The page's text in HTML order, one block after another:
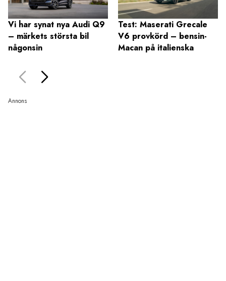
Vi har synat nya Audi Q9
– märkets största bil
någonsin
Test: Maserati Grecale
V6 provkörd – bensin-
Macan på italienska
Annons